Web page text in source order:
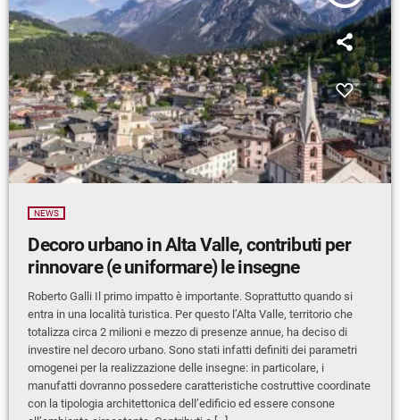
NEWS
Decoro urbano in Alta Valle, contributi per
rinnovare (e uniformare) le insegne
Roberto Galli Il primo impatto è importante. Soprattutto quando si
entra in una località turistica. Per questo l’Alta Valle, territorio che
totalizza circa 2 milioni e mezzo di presenze annue, ha deciso di
investire nel decoro urbano. Sono stati infatti definiti dei parametri
omogenei per la realizzazione delle insegne: in particolare, i
manufatti dovranno possedere caratteristiche costruttive coordinate
con la tipologia architettonica dell’edificio ed essere consone